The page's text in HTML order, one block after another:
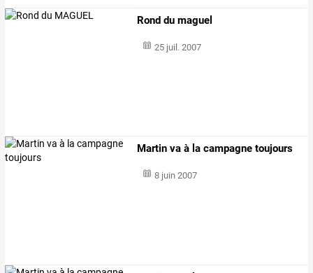
Rond du maguel
25 juil. 2007
Martin va à la campagne toujours
8 juin 2007